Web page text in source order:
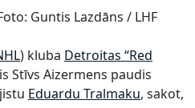
Guntis Lazdāns / LHF
) kluba Detroitas “Red
Stīvs Aizermens paudis
Eduardu Tralmaku, sakot,